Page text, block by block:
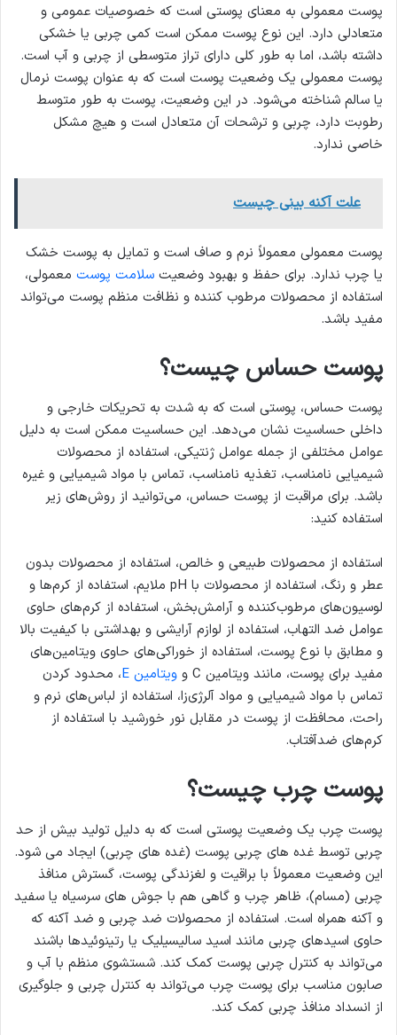
پوست معمولی به معنای پوستی است که خصوصیات عمومی و
متعادلی دارد. این نوع پوست ممکن است کمی چربی یا خشکی
داشته باشد، اما به طور کلی دارای تراز متوسطی از چربی و آب است.
پوست معمولی یک وضعیت پوست است که به عنوان پوست نرمال
یا سالم شناخته می‌شود. در این وضعیت، پوست به طور متوسط
رطوبت دارد، چربی و ترشحات آن متعادل است و هیچ مشکل
خاصی ندارد.
علت آکنه بینی چیست
پوست معمولی معمولاً نرم و صاف است و تمایل به پوست خشک
یا چرب ندارد. برای حفظ و بهبود وضعیت سلامت پوست معمولی،
استفاده از محصولات مرطوب کننده و نظافت منظم پوست می‌تواند
مفید باشد.
پوست حساس چیست؟
پوست حساس، پوستی است که به شدت به تحریکات خارجی و
داخلی حساسیت نشان می‌دهد. این حساسیت ممکن است به دلیل
عوامل مختلفی از جمله عوامل ژنتیکی، استفاده از محصولات
شیمیایی نامناسب، تغذیه نامناسب، تماس با مواد شیمیایی و غیره
باشد. برای مراقبت از پوست حساس، می‌توانید از روش‌های زیر
استفاده کنید:
استفاده از محصولات طبیعی و خالص، استفاده از محصولات بدون
عطر و رنگ، استفاده از محصولات با pH ملایم، استفاده از کرم‌ها و
لوسیون‌های مرطوب‌کننده و آرامش‌بخش، استفاده از کرم‌های حاوی
عوامل ضد التهاب، استفاده از لوازم آرایشی و بهداشتی با کیفیت بالا
و مطابق با نوع پوست، استفاده از خوراکی‌های حاوی ویتامین‌های
مفید برای پوست، مانند ویتامین C و
ویتامین E
، محدود کردن
تماس با مواد شیمیایی و مواد آلرژی‌زا، استفاده از لباس‌های نرم و
راحت، محافظت از پوست در مقابل نور خورشید با استفاده از
کرم‌های ضدآفتاب.
پوست چرب چیست؟
پوست چرب یک وضعیت پوستی است که به دلیل تولید بیش از حد
چربی توسط غده های چربی پوست (غده های چربی) ایجاد می شود.
این وضعیت معمولاً با براقیت و لغزندگی پوست، گسترش منافذ
چربی (مسام)، ظاهر چرب و گاهی هم با جوش های سرسیاه یا سفید
و آکنه همراه است. استفاده از محصولات ضد چربی و ضد آکنه که
حاوی اسیدهای چربی مانند اسید سالیسیلیک یا رتینوئیدها باشند
می‌تواند به کنترل چربی پوست کمک کند. شستشوی منظم با آب و
صابون مناسب برای پوست چرب می‌تواند به کنترل چربی و جلوگیری
از انسداد منافذ چربی کمک کند.